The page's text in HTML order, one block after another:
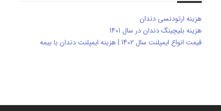
هزینه ارتودنسی دندان
هزینه بلیچینگ دندان در سال 1401
قیمت انواع ایمپلنت سال 1402 | هزینه ایمپلنت دندان با بیمه